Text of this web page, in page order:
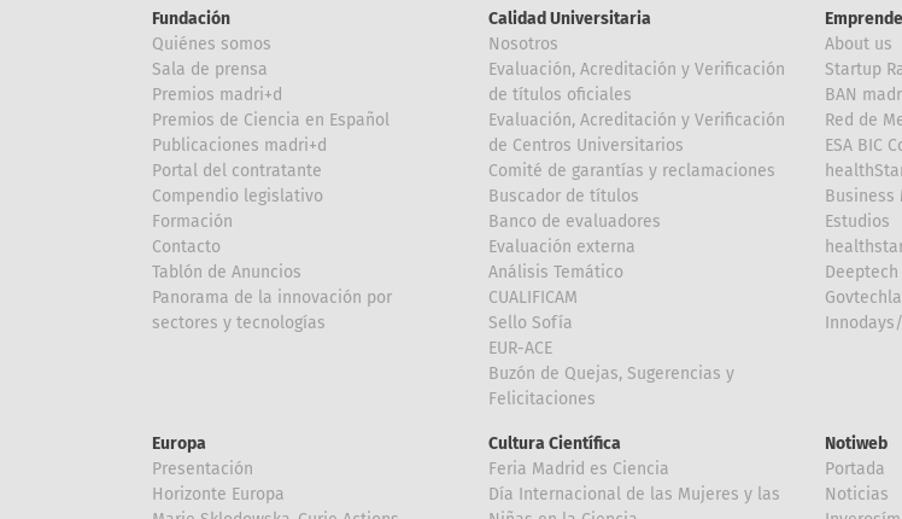
Fundación
Quiénes somos
Sala de prensa
Premios madri+d
Premios de Ciencia en Español
Publicaciones madri+d
Portal del contratante
Compendio legislativo
Formación
Contacto
Tablón de Anuncios
Panorama de la innovación por
sectores y tecnologías
Calidad Universitaria
Nosotros
Evaluación, Acreditación y Verificación
de títulos oficiales
Evaluación, Acreditación y Verificación
de Centros Universitarios
Comité de garantías y reclamaciones
Buscador de títulos
Banco de evaluadores
Evaluación externa
Análisis Temático
CUALIFICAM
Sello Sofía
EUR-ACE
Buzón de Quejas, Sugerencias y
Felicitaciones
About us
Startup
BAN
Red de
ESA BIC
Business
Estudios
Europa
Presentación
Horizonte Europa
Cultura Científica
Feria Madrid es Ciencia
Día Internacional de las Mujeres y las
Notiweb
Portada
Noticias